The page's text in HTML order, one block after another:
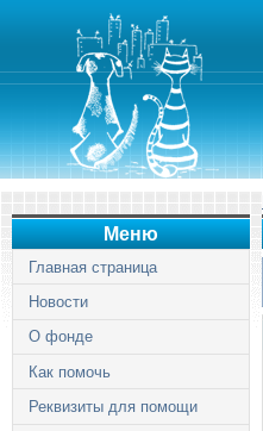
Меню
Главная страница
Новости
О фонде
Как помочь
Реквизиты для помощи